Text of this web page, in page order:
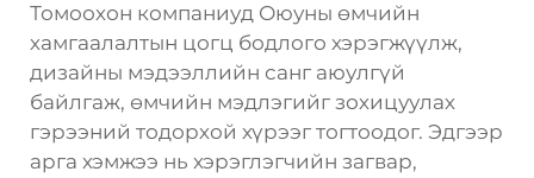
Томоохон компаниуд Оюуны өмчийн
хамгаалалтын цогц бодлого хэрэгжүүлж,
дизайны мэдээллийн санг аюулгүй
байлгаж, өмчийн мэдлэгийг зохицуулах
гэрээний тодорхой хүрээг тогтоодог. Эдгээр
арга хэмжээ нь хэрэглэгчийн загвар,